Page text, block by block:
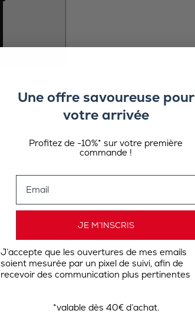
Une offre savoureuse pour
votre arrivée
Profitez de -10%* sur votre première
commande !
JE M’INSCRIS
J’accepte que les ouvertures de mes emails
soient mesurée par un pixel de suivi, afin de
recevoir des communication plus pertinentes
*valable dès 40€ d’achat.